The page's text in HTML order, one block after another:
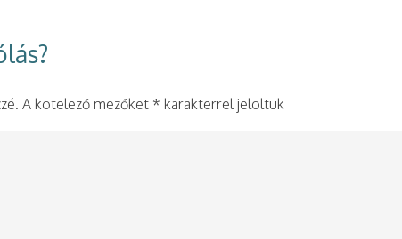
A kötelező mezőket * karakterrel jelöltük